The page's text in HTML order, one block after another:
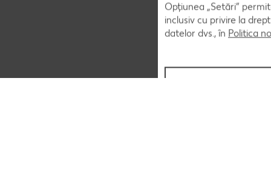
Opțiunea „Setări”
inclusiv cu privire la
datelor dvs., în Politica